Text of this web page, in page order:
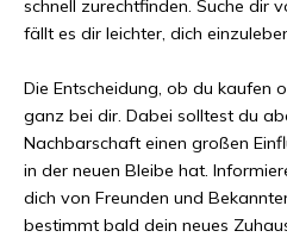
schnell zurechtfinden. Suche dir
fällt es dir leichter, dich
Die Entscheidung, ob du kaufen
ganz bei dir. Dabei solltest du
Nachbarschaft einen großen
in der neuen Bleibe hat.
dich von Freunden und
bestimmt bald dein neues